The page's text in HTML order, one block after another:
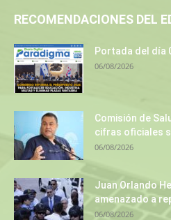
RECOMENDACIONES DEL
Portada del día
06/08/2026
Comisión de
cifras oficiales
06/08/2026
Juan Orlando
amenazado a
06/08/2026